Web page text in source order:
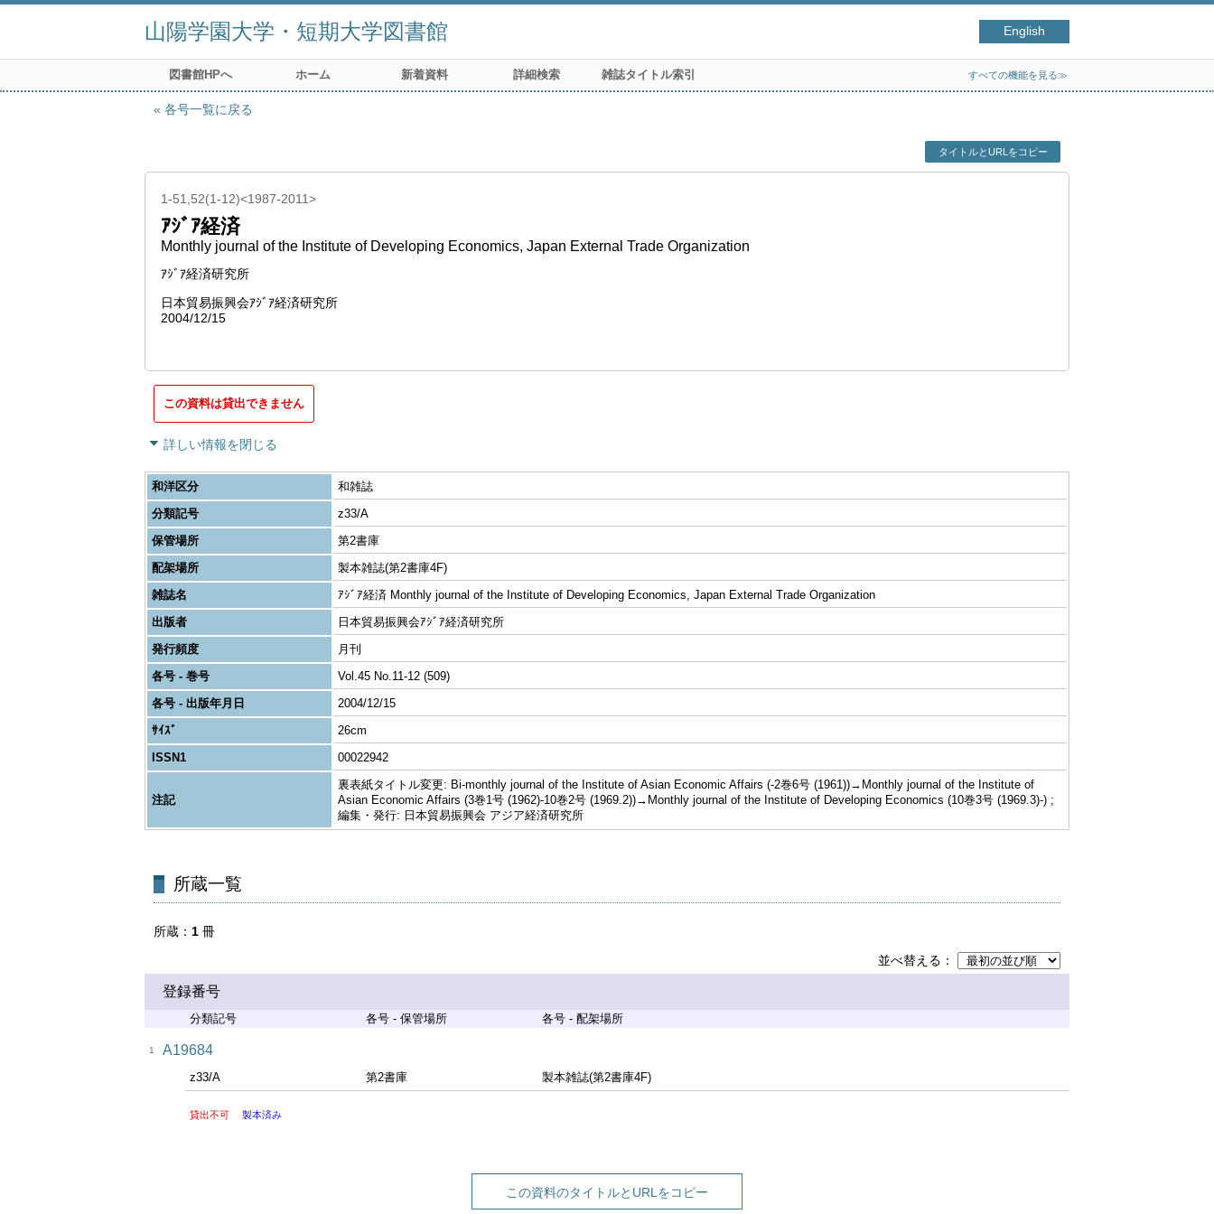
山陽学園大学・短期大学図書館 English
図書館HPへ ホーム 新着資料 詳細検索 雑誌タイトル索引 すべての機能を見る≫
各号一覧に戻る
タイトルとURLをコピー
1-51,52(1-12)<1987-2011>
ｱｼﾞｱ経済
Monthly journal of the Institute of Developing Economics, Japan External Trade Organization
ｱｼﾞｱ経済研究所
日本貿易振興会ｱｼﾞｱ経済研究所
2004/12/15
この資料は貸出できません
詳しい情報を閉じる
和洋区分
和雑誌
分類記号
z33/A
保管場所
第2書庫
配架場所
製本雑誌(第2書庫4F)
雑誌名
ｱｼﾞｱ経済 Monthly journal of the Institute of Developing Economics, Japan External Trade Organization
出版者
日本貿易振興会ｱｼﾞｱ経済研究所
発行頻度
月刊
各号 - 巻号
Vol.45 No.11-12 (509)
各号 - 出版年月日
2004/12/15
ｻｲｽﾞ
26cm
ISSN1
00022942
注記
裏表紙タイトル変更: Bi-monthly journal of the Institute of Asian Economic Affairs (-2巻6号 (1961))→Monthly journal of the Institute of
Asian Economic Affairs (3巻1号 (1962)-10巻2号 (1969.2))→Monthly journal of the Institute of Developing Economics (10巻3号 (1969.3)-) ;
編集・発行: 日本貿易振興会 アジア経済研究所
所蔵一覧
所蔵 1 冊
並べ替える
登録番号
分類記号 各号 - 保管場所 各号 - 配架場所
1 A19684
z33/A 第2書庫 製本雑誌(第2書庫4F)
貸出不可 製本済み
この資料のタイトルとURLをコピー